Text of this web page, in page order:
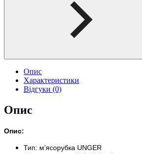
Опис
Характеристики
Відгуки (0)
Опис
Опис:
Тип: м’ясорубка UNGER